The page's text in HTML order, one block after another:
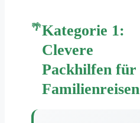
Kategorie 1:
Clevere
Packhilfen für
Familienreisen